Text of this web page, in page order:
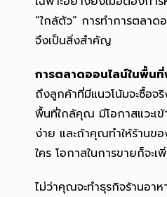
“ใกล้ตัว” การทำการตลาด
จึงเป็นสิ่งสำคัญ
การตลาดออนไลน์ในพื้น
ถึงลูกค้าที่มีแนวโน้มจะซื้อจริ
พื้นที่ใกล้คุณ มีโอกาสแวะเข้
ง่าย และถ้าคุณทำให้ร้านข
ใคร โอกาสในการขายก็จะ
ไม่ว่าคุณจะทำธุรกิจร้านอา